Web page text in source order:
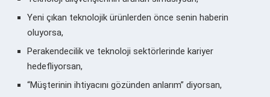
Yeni çıkan teknolojik ürünlerden önce senin haberin
oluyorsa,
Perakendecilik ve teknoloji sektörlerinde kariyer
hedefliyorsan,
“Müşterinin ihtiyacını gözünden anlarım” diyorsan,